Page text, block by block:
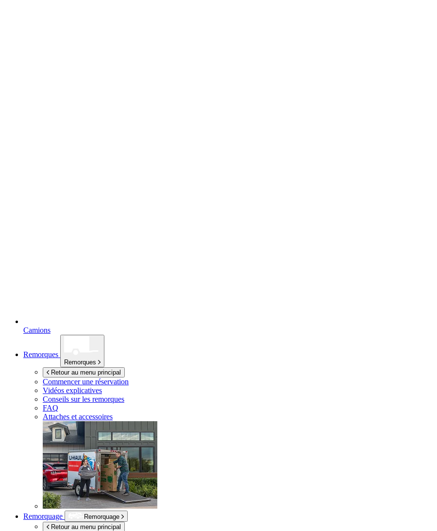
Camions
Remorques
Remorques
Retour au menu principal
Commencer une réservation
Vidéos explicatives
Conseils sur les remorques
FAQ
Attaches et accessoires
Remorquage
Remorquage
Retour au menu principal